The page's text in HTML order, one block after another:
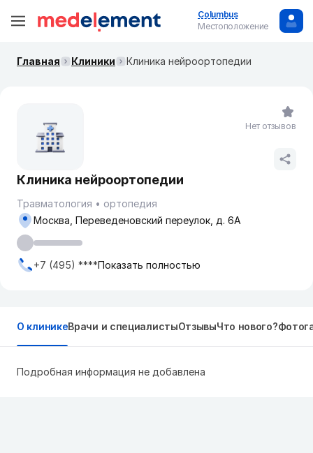
Columbus
Местоположение
Главная Клиники Клиника нейроортопедии
Клиника нейроортопедии
Травматология
ортопедия
Москва, Переведеновский переулок, д. 6А
+7 (495) ****Показать полностью
Нет отзывов
О клиникеВрачи и специалистыОтзывыЧто нового?
Подробная информация не добавлена